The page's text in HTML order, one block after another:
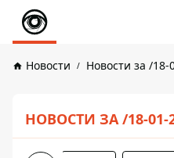
Новости Новости за /18-
НОВОСТИ ЗА /18-01-